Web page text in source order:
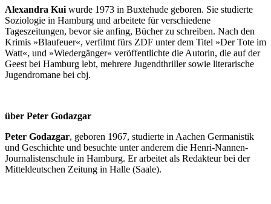
Alexandra Kui wurde 1973 in Buxtehude geboren. Sie studierte
Soziologie in Hamburg und arbeitete für verschiedene
Tageszeitungen, bevor sie anfing, Bücher zu schreiben. Nach den
Krimis »Blaufeuer«, verfilmt fürs ZDF unter dem Titel »Der Tote im
Watt«, und »Wiedergänger« veröffentlichte die Autorin, die auf der
Geest bei Hamburg lebt, mehrere Jugendthriller sowie literarische
Jugendromane bei cbj.
über Peter Godazgar
Peter Godazgar, geboren 1967, studierte in Aachen Germanistik
und Geschichte und besuchte unter anderem die Henri-Nannen-
Journalistenschule in Hamburg. Er arbeitet als Redakteur bei der
Mitteldeutschen Zeitung in Halle (Saale).